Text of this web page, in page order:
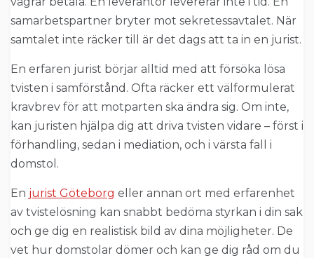
samarbetspartner bryter mot sekretessavtalet. När
samtalet inte räcker till är det dags att ta in en jurist.
En erfaren jurist börjar alltid med att försöka lösa
tvisten i samförstånd. Ofta räcker ett välformulerat
kravbrev för att motparten ska ändra sig. Om inte,
kan juristen hjälpa dig att driva tvisten vidare – först i
förhandling, sedan i mediation, och i värsta fall i
domstol.
En jurist Göteborg eller annan ort med erfarenhet
av tvistelösning kan snabbt bedöma styrkan i din sak
och ge dig en realistisk bild av dina möjligheter. De
vet hur domstolar dömer och kan ge dig råd om du